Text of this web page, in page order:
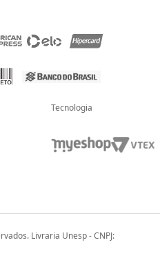
Tecnologia
Livraria Unesp - CNPJ: